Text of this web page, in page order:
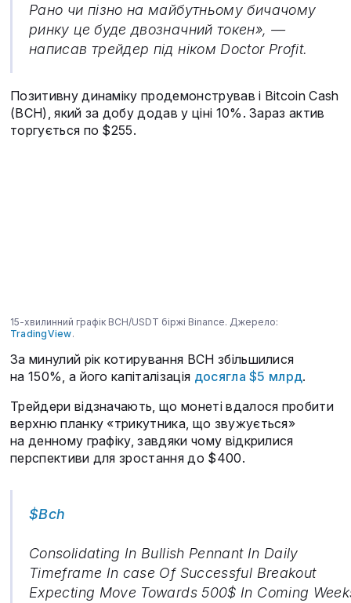
Рано чи пізно на майбутньому бичачому
ринку це буде двозначний токен», —
написав трейдер під ніком Doctor Profit.
Позитивну динаміку продемонстрував і Bitcoin Cash
(BCH), який за добу додав у ціні 10%. Зараз актив
торгується по $255.
15-хвилинний графік BCH/USDT біржі Binance. Джерело:
TradingView.
За минулий рік котирування BCH збільшилися
на 150%, а його капіталізація досягла $5 млрд.
Трейдери відзначають, що монеті вдалося пробити
верхню планку «трикутника, що звужується»
на денному графіку, завдяки чому відкрилися
перспективи для зростання до $400.
$Bch
Consolidating In Bullish Pennant In Daily
Timeframe In case Of Successful Breakout
Expecting Move Towards 500$ In Coming